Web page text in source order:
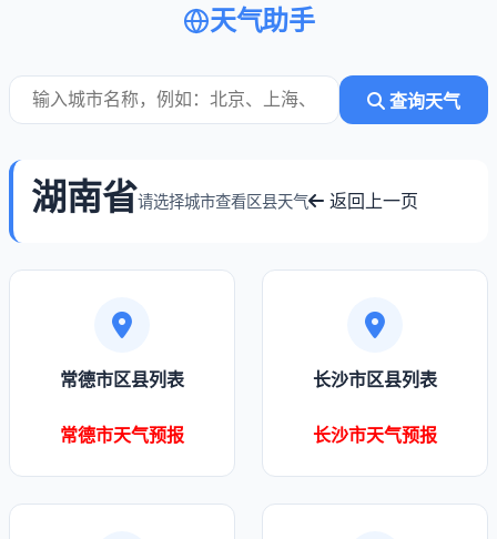
天气助手
查询天气
湖南省请选择城市查看区县天气 返回上一页
常德市区县列表
常德市天气预报
长沙市区县列表
长沙市天气预报